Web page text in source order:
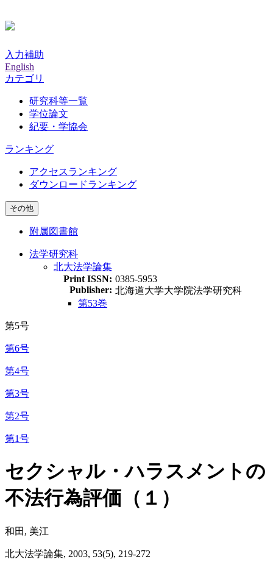
入力補助
English
カテゴリ
研究科等一覧
学位論文
紀要・学協会
ランキング
アクセスランキング
ダウンロードランキング
その他
附属図書館
法学研究科
北大法学論集
Print ISSN: 0385-5953
Publisher: 北海道大学大学院法学研究科
第53巻
第5号
第6号
第4号
第3号
第2号
第1号
セクシャル・ハラスメントの
不法行為評価（１）
和田, 美江
北大法学論集, 2003, 53(5), 219-272